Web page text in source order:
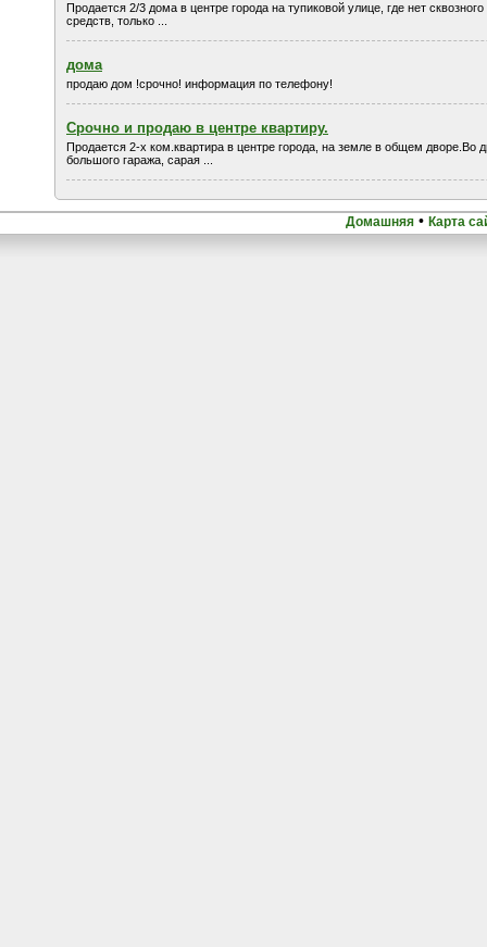
Продается 2/3 дома в центре города на тупиковой улице, где нет
средств, только ...
дома
продаю дом !срочно! информация по телефону!
Срочно и продаю в центре квартиру.
Продается 2-х ком.квартира в центре города, на земле в общем дворе.Во
большого гаража, сарая ...
Домашняя • Карта